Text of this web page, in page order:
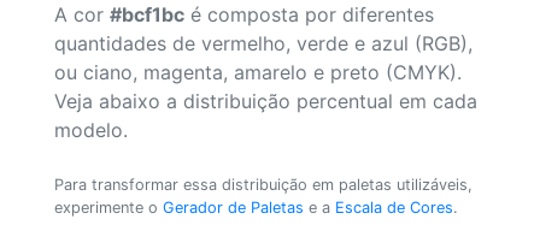
A cor #bcf1bc é composta por diferentes
quantidades de vermelho, verde e azul (RGB),
ou ciano, magenta, amarelo e preto (CMYK).
Veja abaixo a distribuição percentual em cada
modelo.
Para transformar essa distribuição em paletas utilizáveis,
experimente o Gerador de Paletas e a Escala de Cores.